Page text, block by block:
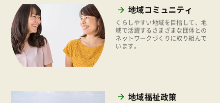
環境
地域コミュニティ
組合員活動
平和と国際連帯
お米の出前授業
2023年
2022年
2021年
2020年
地域コミュニティ
くらしやすい地域を目指して、地
域で活躍するさまざまな団体との
ネットワークづくりに取り組んで
います。
地域福祉政策